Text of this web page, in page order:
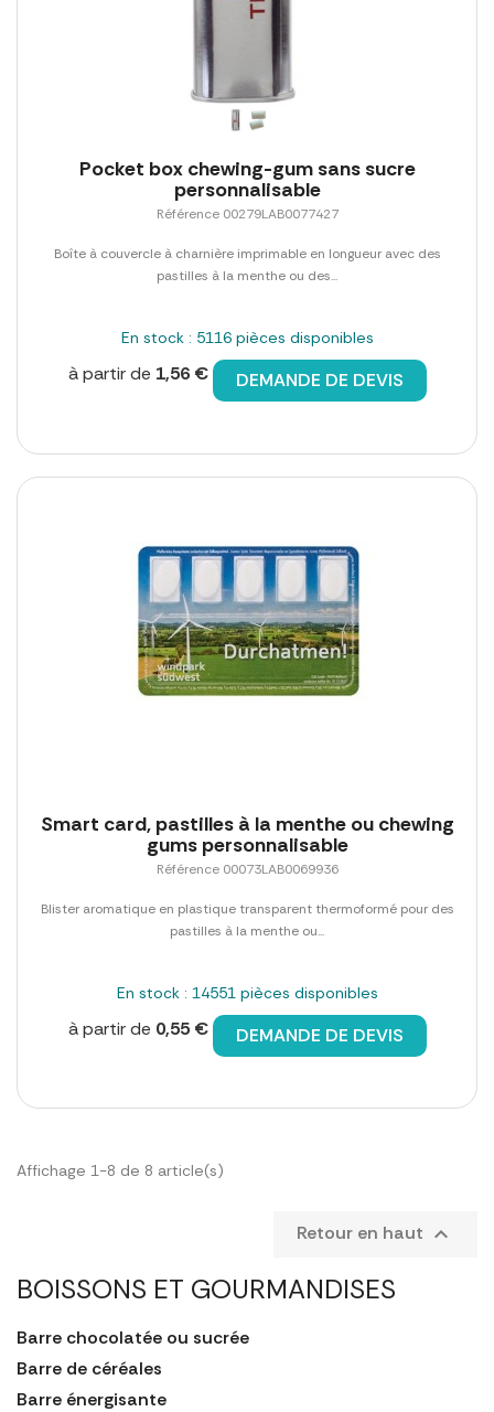
BOISSONS ET GOURMANDISES
Barre chocolatée ou sucrée
Barre de céréales
Barre énergisante
Pocket box chewing-gum sans sucre
personnalisable
Référence 00279LAB0077427
Boîte à couvercle à charnière imprimable en longueur avec des
pastilles à la menthe ou des...
En stock : 5116 pièces disponibles
à partir de 1,56 € DEMANDE DE DEVIS
Smart card, pastilles à la menthe ou chewing
gums personnalisable
Référence 00073LAB0069936
Blister aromatique en plastique transparent thermoformé pour des
pastilles à la menthe ou...
En stock : 14551 pièces disponibles
à partir de 0,55 € DEMANDE DE DEVIS
Affichage 1-8 de 8 article(s)
Retour en haut 